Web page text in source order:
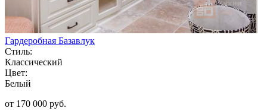
Гардеробная Базавлук
Стиль:
Классический
Цвет:
Белый
от 170 000 руб.